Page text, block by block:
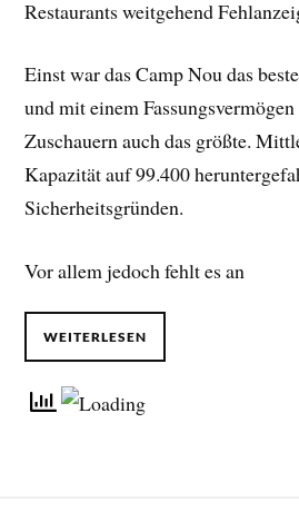
Restaurants weitgehend
Einst war das Camp Nou das
und mit einem
Zuschauern auch das größte.
Kapazität auf 99.400
Sicherheitsgründen.
Vor allem jedoch fehlt es an
WEITERLESEN